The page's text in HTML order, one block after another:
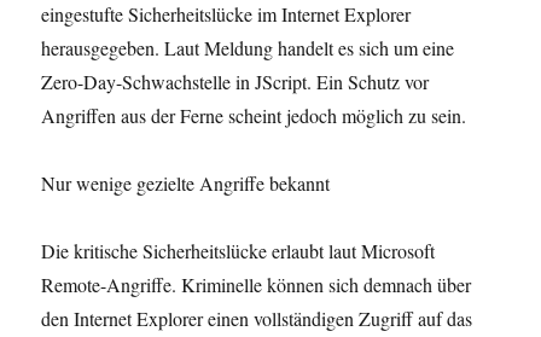
eingestufte Sicherheitslücke im Internet Explorer
herausgegeben. Laut Meldung handelt es sich um eine
Zero-Day-Schwachstelle in JScript. Ein Schutz vor
Angriffen aus der Ferne scheint jedoch möglich zu sein.
Nur wenige gezielte Angriffe bekannt
Die kritische Sicherheitslücke erlaubt laut Microsoft
Remote-Angriffe. Kriminelle können sich demnach über
den Internet Explorer einen vollständigen Zugriff auf das